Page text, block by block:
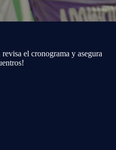
el cronograma y asegura